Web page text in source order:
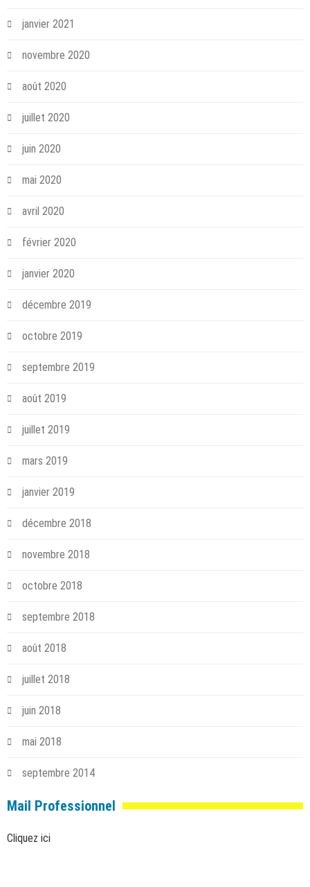
janvier 2021
novembre 2020
août 2020
juillet 2020
juin 2020
mai 2020
avril 2020
février 2020
janvier 2020
décembre 2019
octobre 2019
septembre 2019
août 2019
juillet 2019
mars 2019
janvier 2019
décembre 2018
novembre 2018
octobre 2018
septembre 2018
août 2018
juillet 2018
juin 2018
mai 2018
septembre 2014
Mail Professionnel
Cliquez ici